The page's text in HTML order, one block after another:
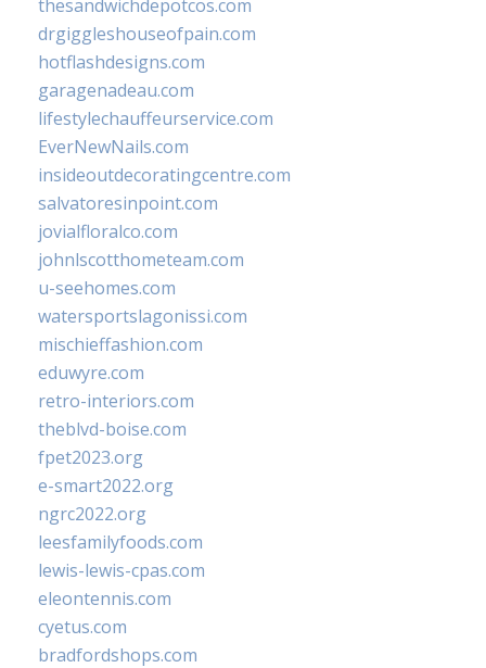
thesandwichdepotcos.com
drgiggleshouseofpain.com
hotflashdesigns.com
garagenadeau.com
lifestylechauffeurservice.com
EverNewNails.com
insideoutdecoratingcentre.com
salvatoresinpoint.com
jovialfloralco.com
johnlscotthometeam.com
u-seehomes.com
watersportslagonissi.com
mischieffashion.com
eduwyre.com
retro-interiors.com
theblvd-boise.com
fpet2023.org
e-smart2022.org
ngrc2022.org
leesfamilyfoods.com
lewis-lewis-cpas.com
eleontennis.com
cyetus.com
bradfordshops.com